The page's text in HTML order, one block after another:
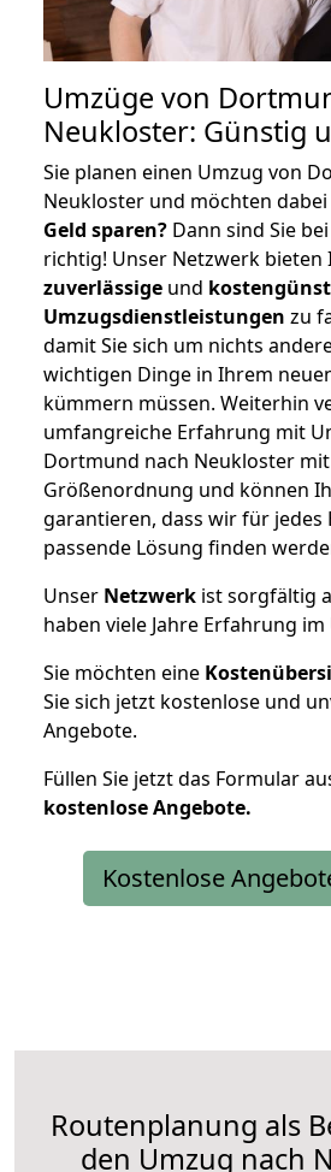
Umzüge von
Neukloster: Günstig
Sie planen einen Umzug von
Neukloster und möchten
Geld sparen? Dann sind Sie
richtig! Unser Netzwerk bieten
zuverlässige und
Umzugsdienstleistungen zu
damit Sie sich um nichts
wichtigen Dinge in Ihrem
kümmern müssen. Weiterhin
umfangreiche Erfahrung mit
Dortmund nach Neukloster
Größenordnung und können
garantieren, dass wir für jedes
passende Lösung finden
Unser Netzwerk ist sorgfältig
haben viele Jahre Erfahrung
Sie möchten eine
Sie sich jetzt kostenlose und
Angebote.
Füllen Sie jetzt das Formular
kostenloseAngebote.
Kostenlose
Routenplanung als
den Umzug nach